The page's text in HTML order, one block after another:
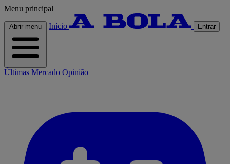
Menu principal
Abrir menu Início Entrar
Últimas Mercado Opinião